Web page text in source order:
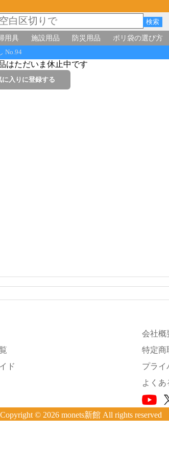
用具 施設用品 防災用品 ポリ袋の選び方
No.94
はただいま休止中です
ド
会社概
特定商
プライ
よくあ
Copyright © 2026 monets新館 All rights reserved